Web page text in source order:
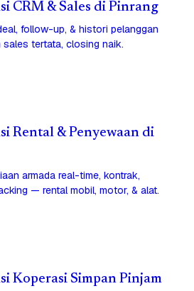
CRM & Sales di Pinrang
follow-up, & histori pelanggan
tertata, closing naik.
Rental & Penyewaan di
armada real-time, kontrak,
— rental mobil, motor, & alat.
Koperasi Simpan Pinjam